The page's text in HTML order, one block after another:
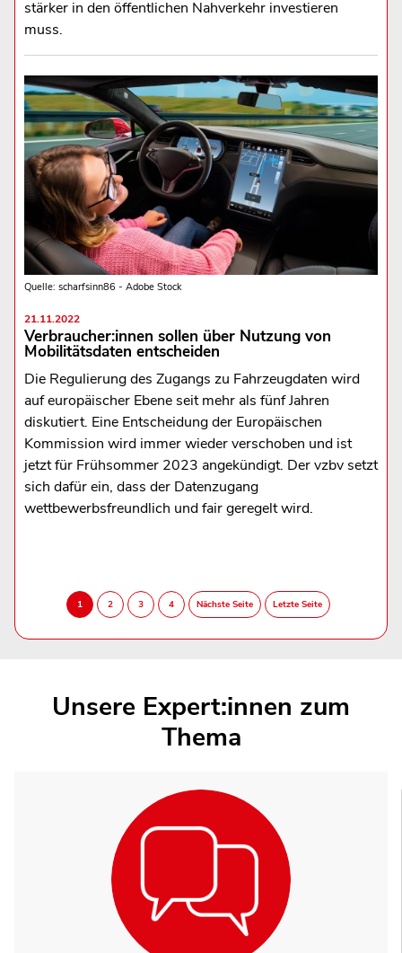
stärker in den öffentlichen Nahverkehr investieren
muss.
Quelle: scharfsinn86 - Adobe Stock
21.11.2022
Verbraucher:innen sollen über Nutzung von
Mobilitätsdaten entscheiden
Die Regulierung des Zugangs zu Fahrzeugdaten wird
auf europäischer Ebene seit mehr als fünf Jahren
diskutiert. Eine Entscheidung der Europäischen
Kommission wird immer wieder verschoben und ist
jetzt für Frühsommer 2023 angekündigt. Der vzbv setzt
sich dafür ein, dass der Datenzugang
wettbewerbsfreundlich und fair geregelt wird.
Unsere Expert:innen zum
Thema